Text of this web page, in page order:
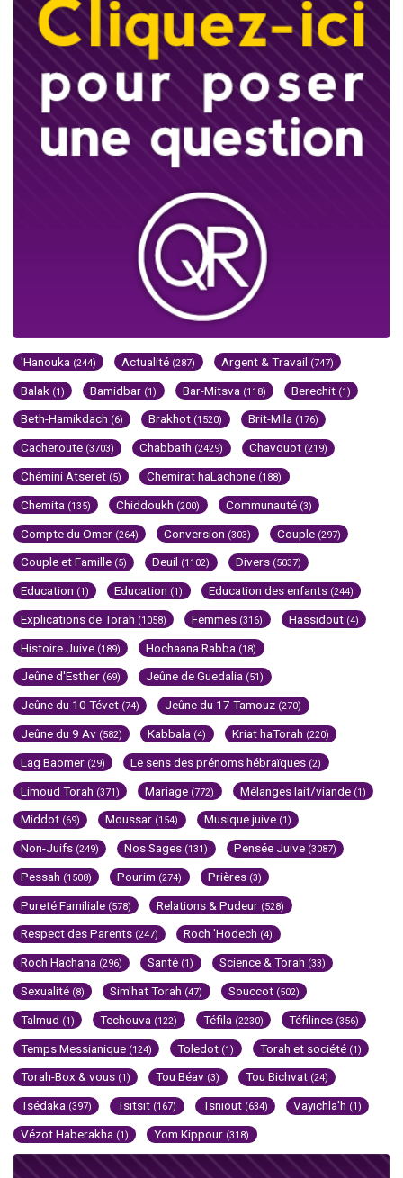
'Hanouka (244) Actualité (287) Argent & Travail (747)
Balak (1) Bamidbar (1) Bar-Mitsva (118) Berechit (1)
Beth-Hamikdach (6) Brakhot (1520) Brit-Mila (176)
Cacheroute (3703) Chabbath (2429) Chavouot (219)
Chémini Atseret (5) Chemirat haLachone (188)
Chemita (135) Chiddoukh (200) Communauté (3)
Compte du Omer (264) Conversion (303) Couple (297)
Couple et Famille (5) Deuil (1102) Divers (5037)
Education (1) Education (1) Education des enfants (244)
Explications de Torah (1058) Femmes (316) Hassidout (4)
Histoire Juive (189) Hochaana Rabba (18)
Jeûne d'Esther (69) Jeûne de Guedalia (51)
Jeûne du 10 Tévet (74) Jeûne du 17 Tamouz (270)
Jeûne du 9 Av (582) Kabbala (4) Kriat haTorah (220)
Lag Baomer (29) Le sens des prénoms hébraïques (2)
Limoud Torah (371) Mariage (772) Mélanges lait/viande (1)
Middot (69) Moussar (154) Musique juive (1)
Non-Juifs (249) Nos Sages (131) Pensée Juive (3087)
Pessah (1508) Pourim (274) Prières (3)
Pureté Familiale (578) Relations & Pudeur (528)
Respect des Parents (247) Roch 'Hodech (4)
Roch Hachana (296) Santé (1) Science & Torah (33)
Sexualité (8) Sim'hat Torah (47) Souccot (502)
Talmud (1) Techouva (122) Téfila (2230) Téfilines (356)
Temps Messianique (124) Toledot (1) Torah et société (1)
Torah-Box & vous (1) Tou Béav (3) Tou Bichvat (24)
Tsédaka (397) Tsitsit (167) Tsniout (634) Vayichla'h (1)
Vézot Haberakha (1) Yom Kippour (318)